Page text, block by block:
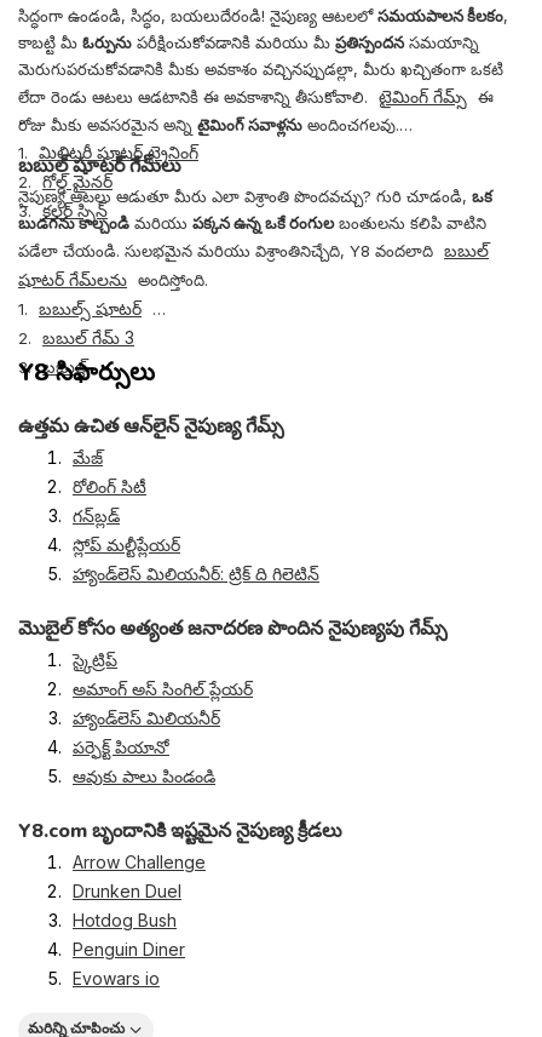
సిద్ధంగా ఉండండి, సిద్ధం, బయలుదేరండి! నైపుణ్య ఆటలలోసమయపాలన కీలకం,
కాబట్టి మీ ఓర్పును పరీక్షించుకోవడానికి మరియు మీ ప్రతిస్పందనసమయాన్ని
మెరుగుపరచుకోవడానికి మీకు అవకాశం వచ్చినప్పుడల్లా, మీరు ఖచ్చితంగా ఒకటి
లేదా రెండు ఆటలు ఆడటానికి ఈ అవకాశాన్ని తీసుకోవాలి.
టైమింగ్ గేమ్స్
ఈ
రోజు మీకు అవసరమైన అన్ని టైమింగ్ సవాళ్లను అందించగలవు.
1.
మిలిటరీ షూటర్ ట్రైనింగ్
2. గోల్డ్ మైనర్
3. కలర్ స్పిన్
బబుల్ షూటర్ గేమ్‌లు
నైపుణ్య ఆటలు ఆడుతూ మీరు ఎలా విశ్రాంతి పొందవచ్చు? గురి చూడండి, ఒక
బుడగను కాల్చండి మరియు పక్కన ఉన్న ఒకే రంగులబంతులను కలిపి వాటిని
పడేలా చేయండి. సులభమైన మరియు విశ్రాంతినిచ్చేది, Y8 వందలాది బబుల్
షూటర్ గేమ్‌లను అందిస్తోంది.
1.
బబుల్స్ షూటర్
2. బబుల్ గేమ్ 3
3. బబుల్జ్
Y8 సిఫార్సులు
ఉత్తమ ఉచిత ఆన్‌లైన్ నైపుణ్య గేమ్స్
మేజ్
రోలింగ్ సిటీ
గన్‌బ్లడ్
స్లోప్ మల్టీప్లేయర్
హ్యాండ్‌లెస్ మిలియనీర్: ట్రిక్ ది గిలెటిన్
మొబైల్ కోసం అత్యంత జనాదరణ పొందిన నైపుణ్యపు గేమ్స్
స్కైట్రిప్
అమాంగ్ అస్ సింగిల్ ప్లేయర్
హ్యాండ్‌లెస్ మిలియనీర్
పర్ఫెక్ట్ పియానో
ఆవుకు పాలు పిండండి
Y8.com బృందానికి ఇష్టమైన నైపుణ్య క్రీడలు
Arrow Challenge
Drunken Duel
Hotdog Bush
Penguin Diner
Evowars io
మరిన్ని చూపించు